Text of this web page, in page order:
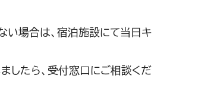
い場合は、宿泊施設にて当日キ
したら、受付窓口にご相談くだ